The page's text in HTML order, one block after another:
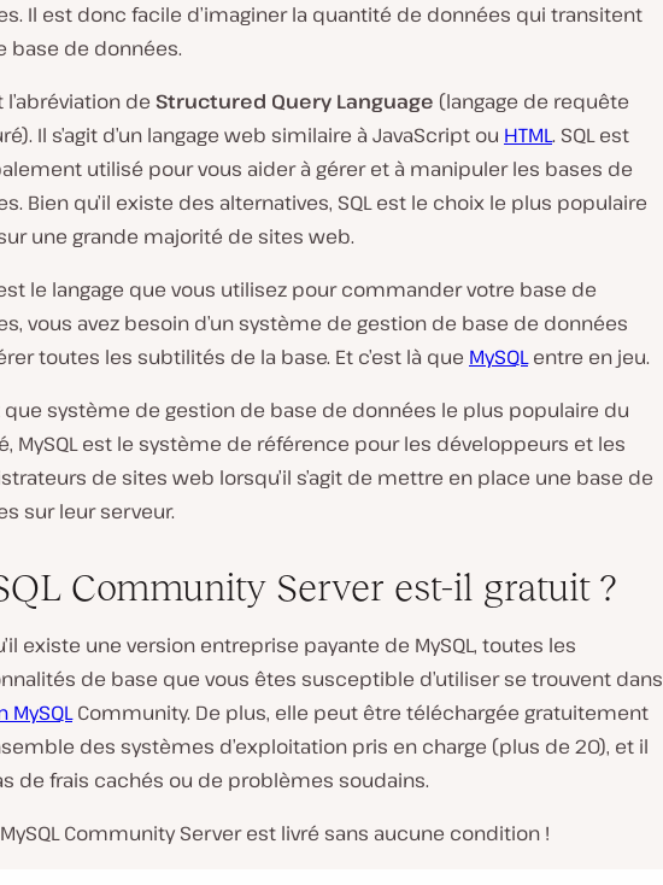
Il est donc facile d’imaginer la quantité de données qui transitent
base de données.
l’abréviation de Structured Query Language (langage de requête
Il s’agit d’un langage web similaire à JavaScript ou HTML. SQL est
utilisé pour vous aider à gérer et à manipuler les bases de
Bien qu’il existe des alternatives, SQL est le choix le plus populaire
une grande majorité de sites web.
est le langage que vous utilisez pour commander votre base de
vous avez besoin d’un système de gestion de base de données
toutes les subtilités de la base. Et c’est là que MySQLentre en jeu.
que système de gestion de base de données le plus populaire du
MySQL est le système de référence pour les développeurs et les
de sites web lorsqu’il s’agit de mettre en place une base de
sur leur serveur.
Community Server est-il gratuit ?
existe une version entreprise payante de MySQL, toutes les
de base que vous êtes susceptible d’utiliser se trouvent dans
MySQLCommunity. De plus, elle peut être téléchargée gratuitement
des systèmes d’exploitation pris en charge (plus de 20), et il
de frais cachés ou de problèmes soudains.
Community Server est livré sans aucune condition !